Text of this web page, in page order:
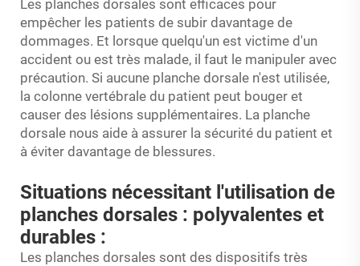
Les planches dorsales sont efficaces pour
empêcher les patients de subir davantage de
dommages. Et lorsque quelqu'un est victime d'un
accident ou est très malade, il faut le manipuler avec
précaution. Si aucune planche dorsale n'est utilisée,
la colonne vertébrale du patient peut bouger et
causer des lésions supplémentaires. La planche
dorsale nous aide à assurer la sécurité du patient et
à éviter davantage de blessures.
Situations nécessitant l'utilisation de
planches dorsales : polyvalentes et
durables :
Les planches dorsales sont des dispositifs très